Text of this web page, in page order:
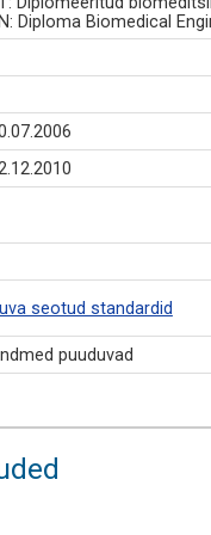
Diploma Biomedical
seotud standardid
puuduvad